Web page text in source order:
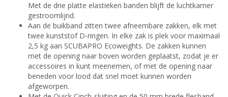
Met de drie platte elastieken banden blijft de luchtkamer
gestroomlijnd.
Aan de buikband zitten twee afneembare zakken, elk met
twee kunststof D-ringen. In elke zak is plek voor maximaal
2,5 kg aan SCUBAPRO Ecoweights. De zakken kunnen
met de opening naar boven worden geplaatst, zodat je er
accessoires in kunt meenemen, of met de opening naar
beneden voor lood dat snel moet kunnen worden
afgeworpen.